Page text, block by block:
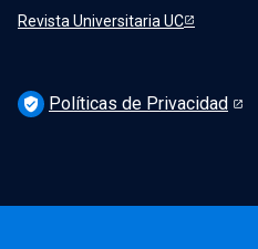
Revista Universitaria UC
verified_user Políticas de Privacidad